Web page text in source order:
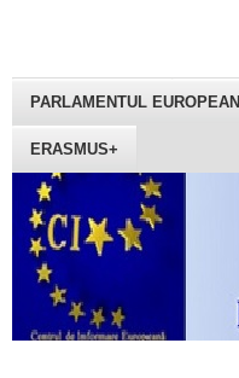
PARLAMENTUL EUROPEAN
ERASMUS+